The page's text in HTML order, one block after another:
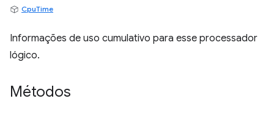
CpuTime
Informações de uso cumulativo para esse processador
lógico.
Métodos